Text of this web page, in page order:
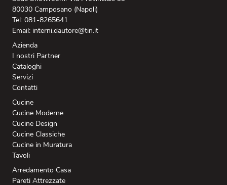
80030 Camposano (Napoli)
Tel: 081-8265641
Email: interni.dautore@tin.it
Azienda
I nostri Partner
Cataloghi
Servizi
Contatti
Cucine
Cucine Moderne
Cucine Design
Cucine Classiche
Cucine in Muratura
Tavoli
Arredamento Casa
Pareti Attrezzate